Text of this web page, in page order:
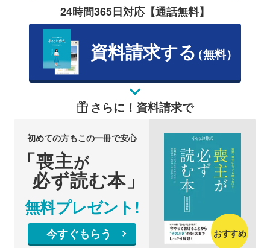
24時間365日対応【通話無料】
資料請求する（無料）
さらに！資料請求で
初めての方もこの一冊で安心
「喪主が
必ず読む本」
無料プレゼント!
今すぐもらう おすすめ